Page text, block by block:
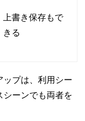
上書き保存もで
きる
ップは、利用シー
シーンでも両者を